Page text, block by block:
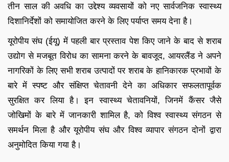
तीन साल की अवधि का उद्देश्य व्यवसायों को नए सार्वजनिक स्वास्थ्य
दिशानिर्देशों को समायोजित करने के लिए पर्याप्त समय देना है।
यूरोपीय संघ (ईयू) में पहली बार प्रस्ताव पेश किए जाने के बाद से शराब
उद्योग से मजबूत विरोध का सामना करने के बावजूद, आयरलैंड ने अपने
नागरिकों के लिए सभी शराब उत्पादों पर शराब के हानिकारक प्रभावों के
बारे में स्पष्ट और संक्षिप्त चेतावनी देने का अधिकार सफलतापूर्वक
सुरक्षित कर लिया है। इन स्वास्थ्य चेतावनियों, जिनमें कैंसर जैसे
जोखिमों के बारे में जानकारी शामिल है, को विश्व स्वास्थ्य संगठन से
समर्थन मिला है और यूरोपीय संघ और विश्व व्यापार संगठन दोनों द्वारा
अनुमोदित किया गया है।